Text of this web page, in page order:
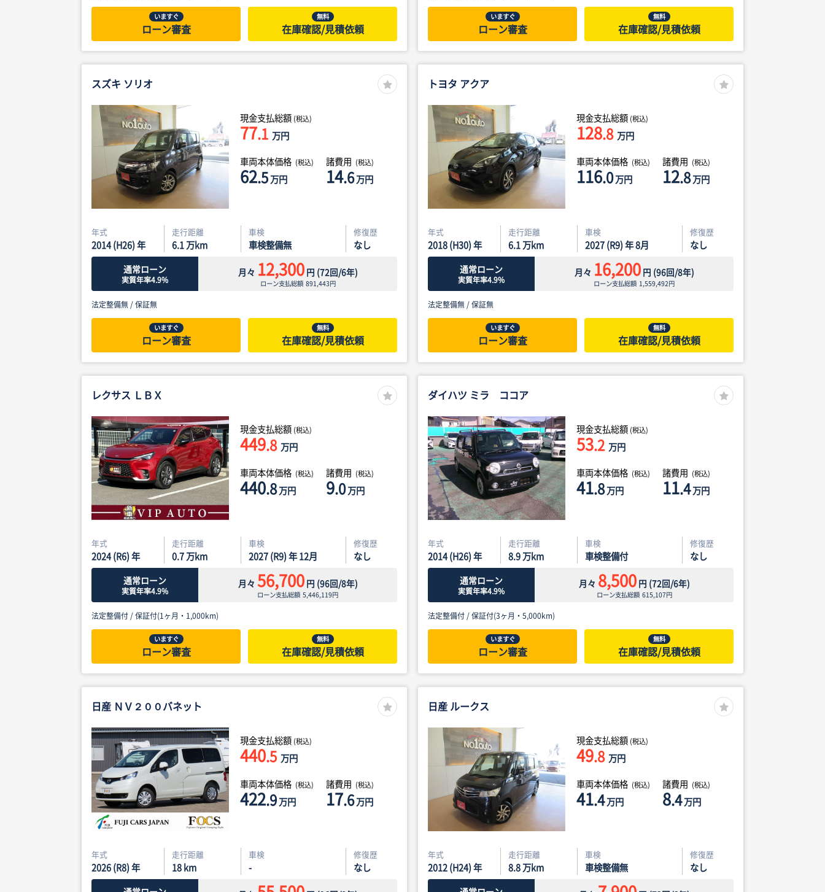
いますぐ
ローン審査
無料
在庫確認/見積依頼
いますぐ
ローン審査
無料
在庫確認/見積依頼
スズキ ソリオ
現金支払総額 (税込)
77.1 万円
車両本体価格 (税込)
62.5万円
諸費用 (税込)
14.6万円
年式
2014 (H26) 年
走行距離
6.1万km
車検
車検整備無
修復歴
なし
通常ローン
実質年率4.9%
月々 12,300円 (72回/6年)
ローン支払総額 891,443円
法定整備無 /保証無
いますぐ
ローン審査
無料
在庫確認/見積依頼
トヨタ アクア
現金支払総額 (税込)
128.8 万円
車両本体価格 (税込)
116.0万円
諸費用 (税込)
12.8万円
年式
2018 (H30) 年
走行距離
6.1万km
車検
2027 (R9) 年 8月
修復歴
なし
通常ローン
実質年率4.9%
月々 16,200円 (96回/8年)
ローン支払総額 1,559,492円
法定整備無 /保証無
いますぐ
ローン審査
無料
在庫確認/見積依頼
レクサス ＬＢＸ
現金支払総額 (税込)
449.8 万円
車両本体価格 (税込)
440.8万円
諸費用 (税込)
9.0万円
年式
2024 (R6) 年
走行距離
0.7万km
車検
2027 (R9) 年 12月
修復歴
なし
通常ローン
実質年率4.9%
月々 56,700円 (96回/8年)
ローン支払総額5,446,119円
法定整備付 /保証付(1ヶ月・1,000km)
いますぐ
ローン審査
無料
在庫確認/見積依頼
ダイハツ ミラ ココア
現金支払総額 (税込)
53.2 万円
車両本体価格 (税込)
41.8万円
諸費用 (税込)
11.4万円
年式
2014 (H26) 年
走行距離
8.9万km
車検
車検整備付
修復歴
なし
通常ローン
実質年率4.9%
月々 8,500円 (72回/6年)
ローン支払総額 615,107円
法定整備付 /保証付(3ヶ月・5,000km)
いますぐ
ローン審査
無料
在庫確認/見積依頼
日産 ＮＶ２００バネット
現金支払総額 (税込)
440.5 万円
車両本体価格 (税込)
422.9万円
諸費用 (税込)
17.6万円
年式
2026 (R8) 年
走行距離
18km
車検
-
修復歴
なし
日産 ルークス
現金支払総額 (税込)
49.8 万円
車両本体価格 (税込)
41.4万円
諸費用 (税込)
8.4万円
年式
2012 (H24) 年
走行距離
8.8万km
車検
車検整備無
修復歴
なし